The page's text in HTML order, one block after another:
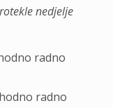
nedjelje
radno
radno